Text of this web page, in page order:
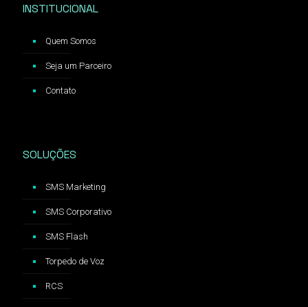
INSTITUCIONAL
Quem Somos
Seja um Parceiro
Contato
SOLUÇÕES
SMS Marketing
SMS Corporativo
SMS Flash
Torpedo de Voz
RCS